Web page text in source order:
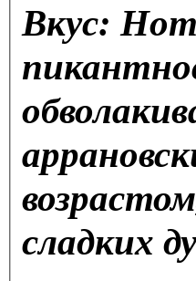
Вкус:
сладких